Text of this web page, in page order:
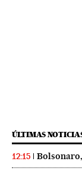
ÚLTIMAS
12:15